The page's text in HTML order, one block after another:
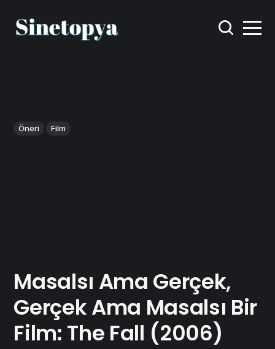
Öneri Film
Masalsı Ama Gerçek,
Gerçek Ama Masalsı Bir
Film: The Fall (2006)